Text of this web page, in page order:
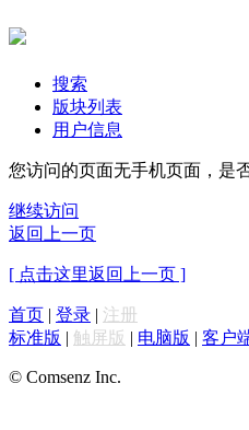
搜索
版块列表
用户信息
您访问的页面无手机页面，是
继续访问
返回上一页
[ 点击这里返回上一页 ]
首页 | 登录 | 注册
标准版 | 触屏版 | 电脑版 | 客户
© Comsenz Inc.